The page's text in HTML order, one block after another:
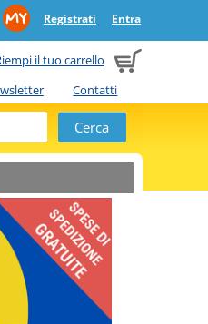
Registrati Entra
il tuo carrello
Contatti